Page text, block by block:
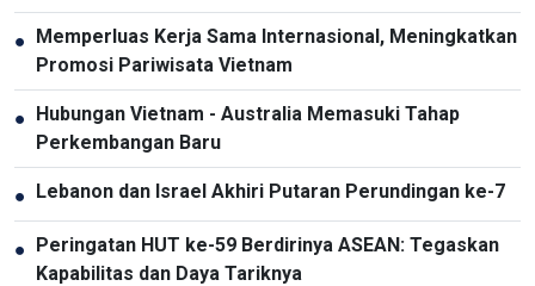
● Memperluas Kerja Sama Internasional, Meningkatkan
Promosi Pariwisata Vietnam
● Hubungan Vietnam - Australia Memasuki Tahap
Perkembangan Baru
● Lebanon dan Israel Akhiri Putaran Perundingan ke-7
● Peringatan HUT ke-59 Berdirinya ASEAN: Tegaskan
Kapabilitas dan Daya Tariknya